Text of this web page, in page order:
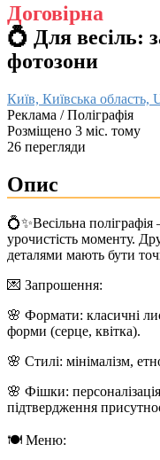
Договірна
💍 Для весіль:
фотозони
Київ, Київська область,
Реклама / Поліграфія
Розміщено 3 міс. тому
26 перегляди
Опис
💍✨Весільна
урочистість моменту.
деталями мають бути
💌 Запрошення:
🌸 Формати: класичні
форми (серце, квітка).
🌸 Стилі: мінімалізм,
🌸 Фішки:
підтвердження
🍽️ Меню: